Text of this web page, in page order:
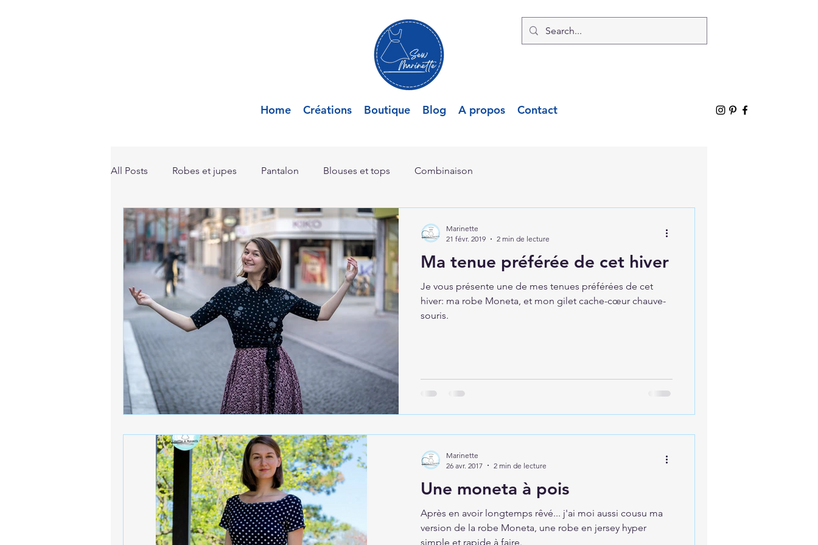
Home Créations Boutique Blog A propos Contact
All Posts Robes et jupes Pantalon Blouses et tops Combinaison
Ma tenue préférée de cet hiver
Je vous présente une de mes tenues préférées de cet
hiver: ma robe Moneta, et mon gilet cache-cœur chauve-
souris.
Marinette
21 févr. 2019
2 min de lecture
Une moneta à pois
Après en avoir longtemps rêvé... j'ai moi aussi cousu ma
version de la robe Moneta, une robe en jersey hyper
simple et rapide à faire.
Marinette
26 avr. 2017
2 min de lecture